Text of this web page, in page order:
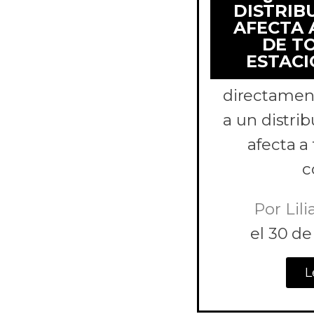
AFECTA
DE
para
a un
afecta
Por
el 30